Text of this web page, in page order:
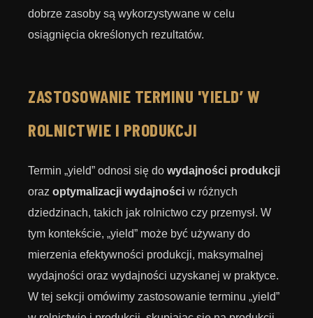
dobrze zasoby są wykorzystywane w celu
osiągnięcia określonych rezultatów.
ZASTOSOWANIE TERMINU 'YIELD’ W
ROLNICTWIE I PRODUKCJI
Termin „yield” odnosi się do wydajności produkcji
oraz optymalizacji wydajności w różnych
dziedzinach, takich jak rolnictwo czy przemysł. W
tym kontekście, „yield” może być używany do
mierzenia efektywności produkcji, maksymalnej
wydajności oraz wydajności uzyskanej w praktyce.
W tej sekcji omówimy zastosowanie terminu „yield”